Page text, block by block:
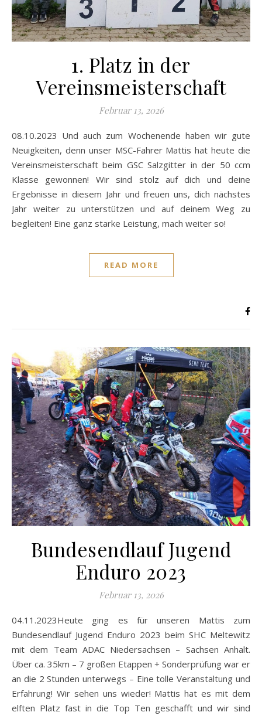
1. Platz in der
Vereinsmeisterschaft
Februar 13, 2026
08.10.2023 Und auch zum Wochenende haben wir gute
Neuigkeiten, denn unser MSC-Fahrer Mattis hat heute die
Vereinsmeisterschaft beim GSC Salzgitter in der 50 ccm
Klasse gewonnen! Wir sind stolz auf dich und deine
Ergebnisse in diesem Jahr und freuen uns, dich nächstes
Jahr weiter zu unterstützen und auf deinem Weg zu
begleiten! Eine ganz starke Leistung, mach weiter so!
READ MORE
Bundesendlauf Jugend
Enduro 2023
Februar 13, 2026
04.11.2023Heute ging es für unseren Mattis zum
Bundesendlauf Jugend Enduro 2023 beim SHC Meltewitz
mit dem Team ADAC Niedersachsen – Sachsen Anhalt.
Über ca. 35km – 7 großen Etappen + Sonderprüfung war er
an die 2 Stunden unterwegs – Eine tolle Veranstaltung und
Erfahrung! Wir sehen uns wieder! Mattis hat es mit dem
elften Platz fast in die Top Ten geschafft und wir sind